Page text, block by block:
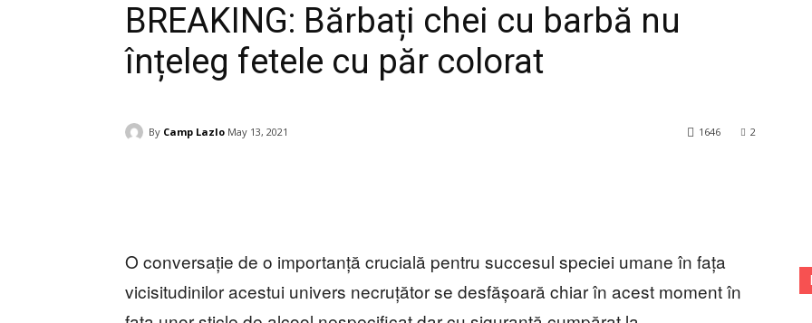
BREAKING: Bărbați chei cu barbă nu
înțeleg fetele cu păr colorat
By Camp Lazlo May 13, 2021 2
1646
O conversație de o importanță crucială pentru succesul speciei umane în fața
vicisitudinilor acestui univers necruțător se desfășoară chiar în acest moment în